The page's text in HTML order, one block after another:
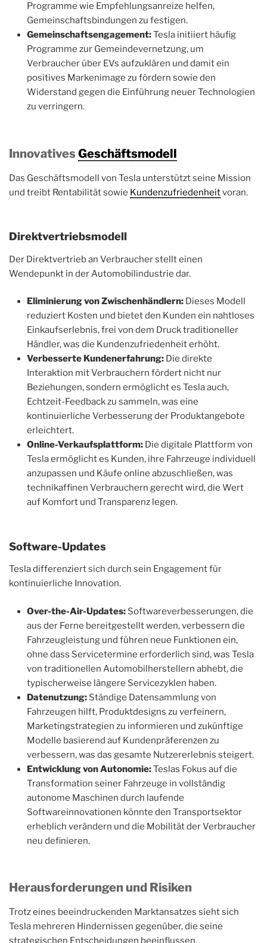
Programme wie Empfehlungsanreize helfen,
Gemeinschaftsbindungen zu festigen.
Gemeinschaftsengagement:Tesla initiiert häufig
Programme zur Gemeindevernetzung, um
Verbraucher über EVs aufzuklären und damit ein
positives Markenimage zu fördern sowie den
Widerstand gegen die Einführung neuer Technologien
zu verringern.
InnovativesGeschäftsmodell
Das Geschäftsmodell von Tesla unterstützt seine Mission
und treibt Rentabilität sowie Kundenzufriedenheitvoran.
Direktvertriebsmodell
Der Direktvertrieb an Verbraucher stellt einen
Wendepunkt in der Automobilindustrie dar.
Eliminierung von Zwischenhändlern: Dieses Modell
reduziert Kosten und bietet den Kunden ein nahtloses
Einkaufserlebnis, frei von dem Druck traditioneller
Händler, was die Kundenzufriedenheit erhöht.
Verbesserte Kundenerfahrung: Die direkte
Interaktion mit Verbrauchern fördert nicht nur
Beziehungen, sondern ermöglicht es Tesla auch,
Echtzeit-Feedback zu sammeln, was eine
kontinuierliche Verbesserung der Produktangebote
erleichtert.
Online-Verkaufsplattform: Die digitale Plattform von
Tesla ermöglicht es Kunden, ihre Fahrzeuge individuell
anzupassen und Käufe online abzuschließen, was
technikaffinen Verbrauchern gerecht wird, die Wert
auf Komfort und Transparenz legen.
Software-Updates
Tesla differenziert sich durch sein Engagement für
kontinuierliche Innovation.
Over-the-Air-Updates: Softwareverbesserungen, die
aus der Ferne bereitgestellt werden, verbessern die
Fahrzeugleistung und führen neue Funktionen ein,
ohne dass Servicetermine erforderlich sind, was Tesla
von traditionellen Automobilherstellern abhebt, die
typischerweise längere Servicezyklen haben.
Datenutzung: Ständige Datensammlung von
Fahrzeugen hilft, Produktdesigns zu verfeinern,
Marketingstrategien zu informieren und zukünftige
Modelle basierend auf Kundenpräferenzen zu
verbessern, was das gesamte Nutzererlebnis steigert.
Entwicklung von Autonomie:Teslas Fokus auf die
Transformation seiner Fahrzeuge in vollständig
autonome Maschinen durch laufende
Softwareinnovationen könnte den Transportsektor
erheblich verändern und die Mobilität der Verbraucher
neu definieren.
Herausforderungen und Risiken
Trotz eines beeindruckenden Marktansatzes sieht sich
Tesla mehreren Hindernissen gegenüber, die seine
strategischen Entscheidungen beeinflussen.